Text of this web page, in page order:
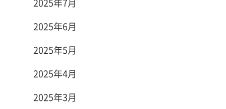
2025年7月
2025年6月
2025年5月
2025年4月
2025年3月